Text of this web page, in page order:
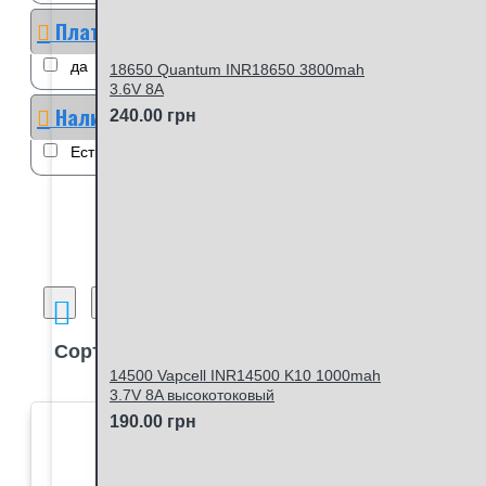
18650 Quantum INR18650 3800mah
3.6V 8A
240.00 грн
14500 Vapcell INR14500 K10 1000mah
3.7V 8A высокотоковый
190.00 грн
Плата защиты
да
Наличие
Есть в наличии
Сортировка: